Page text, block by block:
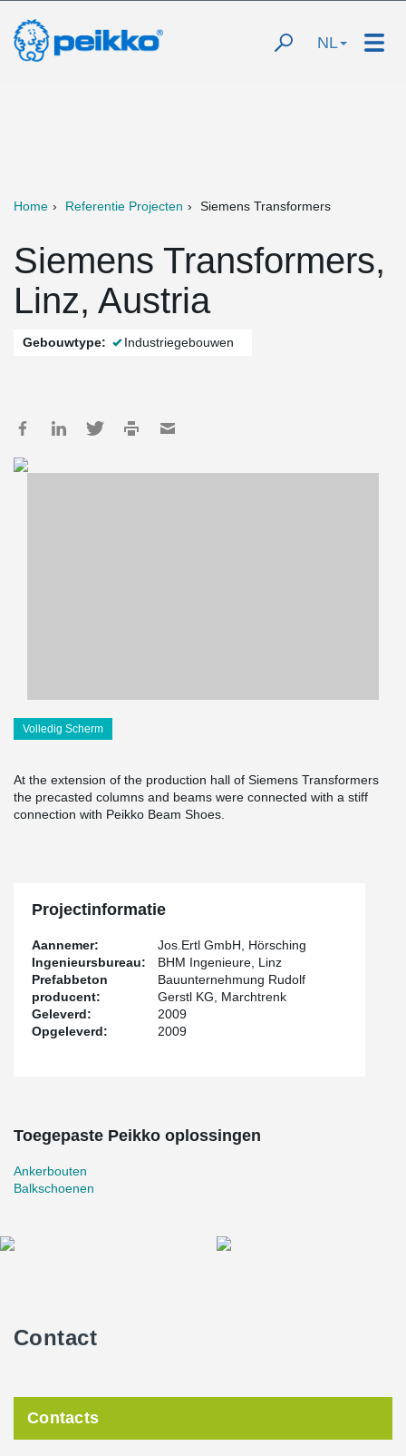
NL
Home Referentie Projecten Siemens Transformers
Siemens Transformers,
Linz, Austria
Gebouwtype: Industriegebouwen
Volledig Scherm
At the extension of the production hall of Siemens Transformers
the precasted columns and beams were connected with a stiff
connection with Peikko Beam Shoes.
Projectinformatie
Aannemer:
Jos.Ertl GmbH, Hörsching
Ingenieursbureau:
BHM Ingenieure, Linz
Prefabbeton
producent:
Bauunternehmung Rudolf
Gerstl KG, Marchtrenk
Geleverd:
2009
Opgeleverd:
2009
Toegepaste Peikko oplossingen
Ankerbouten
Balkschoenen
Contact
Contacts